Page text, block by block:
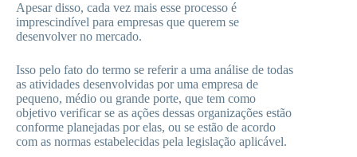
Apesar disso, cada vez mais esse processo é
imprescindível para empresas que querem se
desenvolver no mercado.
Isso pelo fato do termo se referir a uma análise de todas
as atividades desenvolvidas por uma empresa de
pequeno, médio ou grande porte, que tem como
objetivo verificar se as ações dessas organizações estão
conforme planejadas por elas, ou se estão de acordo
com as normas estabelecidas pela legislação aplicável.